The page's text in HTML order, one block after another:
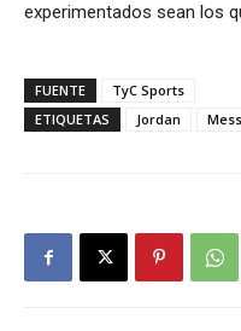
experimentados sean los
FUENTE
TyC Sports
ETIQUETAS
Jordan